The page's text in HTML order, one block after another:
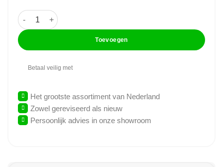
GymFit - Custom-Line Plus - Fly - CP03 aantal
Toevoegen
Betaal veilig met
Het grootste assortiment van Nederland
Zowel gereviseerd als nieuw
Persoonlijk advies in onze showroom